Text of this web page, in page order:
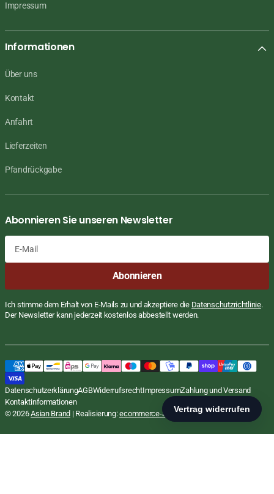
Impressum
Informationen
Über uns
Kontakt
Anfahrt
Lieferzeiten
Pfandrückgabe
Abonnieren Sie unseren Newsletter
Abonnieren
Ich stimme dem Erhalt von E-Mails zu und akzeptiere die Datenschutzrichtlinie.
Der Newsletter kann jederzeit kostenlos abbestellt werden.
DatenschutzerklärungAGBWiderrufsrechtImpressumZahlung und Versand
Kontaktinformationen
© 2026Asian Brand | Realisierung:ecommerce-agentur.net